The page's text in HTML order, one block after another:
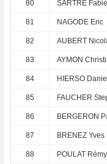
80 SARTRE
81 NAGODE Eric
82 AUBERT
83 AYMON
84 HIERSO
85 FAUCHER
86 BERGERON
87 BRENEZ Yves
88 POULAT Rémy